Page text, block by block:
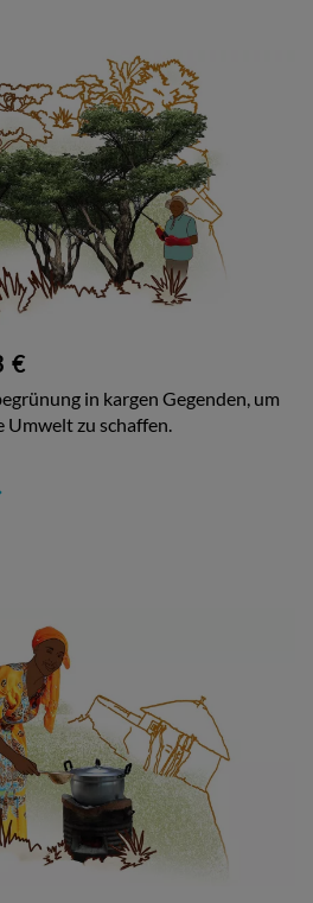
€
in kargen Gegenden, um
Umwelt zu schaffen.